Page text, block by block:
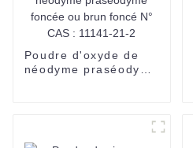
Poudre d'oxyde de
néodyme praséodyme